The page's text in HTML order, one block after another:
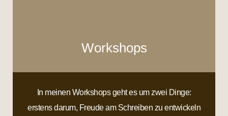
Workshops
In meinen Workshops geht es um zwei Dinge:
erstens darum, Freude am Schreiben zu entwickeln